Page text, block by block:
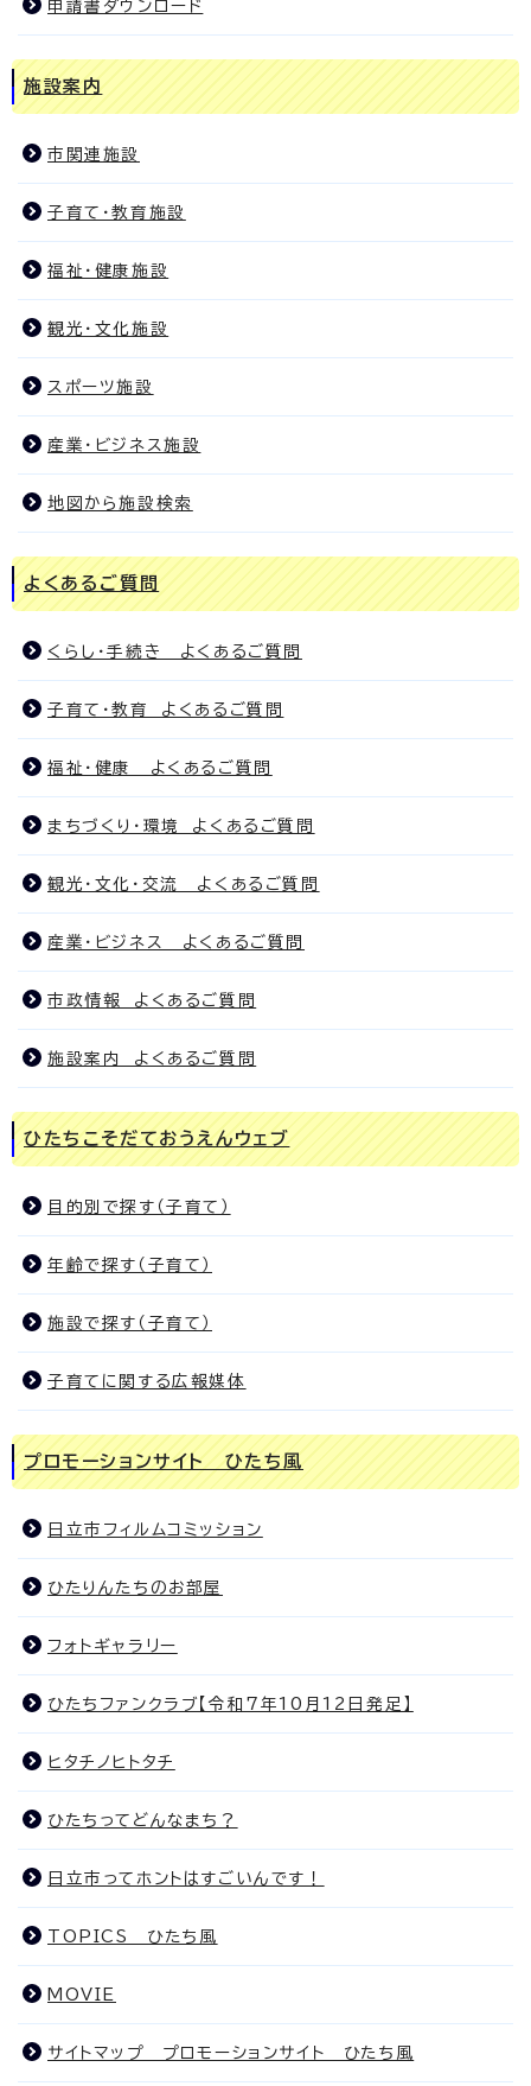
申請書ダウンロード
施設案内
市関連施設
子育て・教育施設
福祉・健康施設
観光・文化施設
スポーツ施設
産業・ビジネス施設
地図から施設検索
よくあるご質問
くらし・手続き よくあるご質問
子育て・教育 よくあるご質問
福祉・健康 よくあるご質問
まちづくり・環境 よくあるご質問
観光・文化・交流 よくあるご質問
産業・ビジネス よくあるご質問
市政情報 よくあるご質問
施設案内 よくあるご質問
ひたちこそだておうえんウェブ
目的別で探す（子育て）
年齢で探す（子育て）
施設で探す（子育て）
子育てに関する広報媒体
プロモーションサイト ひたち風
日立市フィルムコミッション
ひたりんたちのお部屋
フォトギャラリー
ひたちファンクラブ【令和7年10月12日発足】
ヒタチノヒトタチ
ひたちってどんなまち？
日立市ってホントはすごいんです！
TOPICS ひたち風
MOVIE
サイトマップ プロモーションサイト ひたち風